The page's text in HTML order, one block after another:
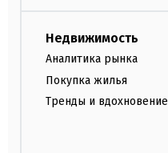
Недвижимость
Аналитика рынка
Покупка жилья
Тренды и вдохновение